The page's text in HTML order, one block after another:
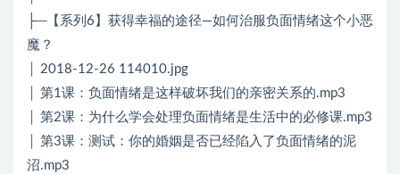
├─【系列6】获得幸福的途径—如何治服负面情绪这个小恶
魔？
│ 2018-12-26 114010.jpg
│ 第1课：负面情绪是这样破坏我们的亲密关系的.mp3
│ 第2课：为什么学会处理负面情绪是生活中的必修课.mp3
│ 第3课：测试：你的婚姻是否已经陷入了负面情绪的泥
沼.mp3